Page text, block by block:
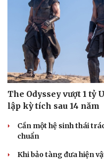
The Odyssey vượt 1 tỷ
lập kỳ tích sau 14 năm
Cần một hệ sinh thái
chuẩn
Khi bảo tàng đưa hiện